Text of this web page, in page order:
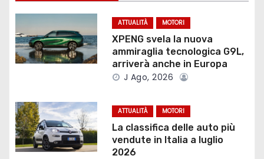
g
a
z
o
n
ATTUALITÀ MOTORI
XPENG svela la nuova
ammiraglia tecnologica G9L,
arriverà anche in Europa
J Ago, 2026
ATTUALITÀ MOTORI
La classifica delle auto più
vendute in Italia a luglio
2026